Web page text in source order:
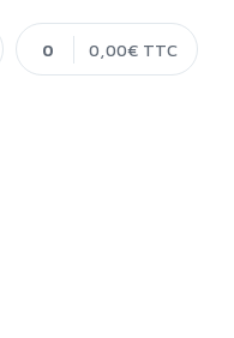
0 0,00€ TTC